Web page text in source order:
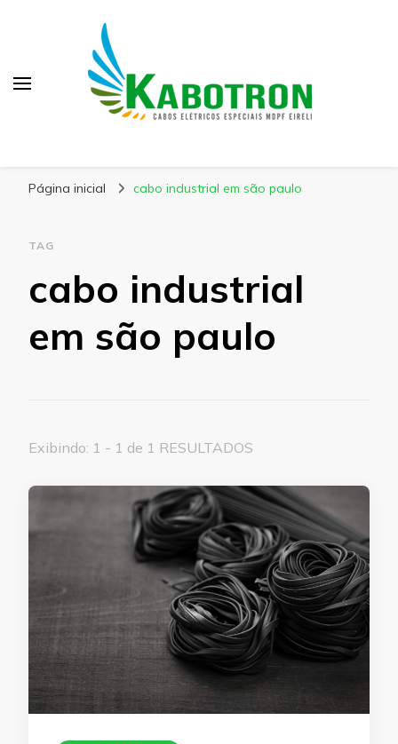
Página inicial cabo industrial em são paulo
TAG
cabo industrial
em são paulo
Exibindo: 1 - 1 de 1 RESULTADOS